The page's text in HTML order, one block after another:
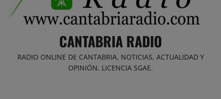
CANTABRIA RADIO
RADIO ONLINE DE CANTABRIA, NOTICIAS, ACTUALIDAD Y
OPINIÓN. LICENCIA SGAE.